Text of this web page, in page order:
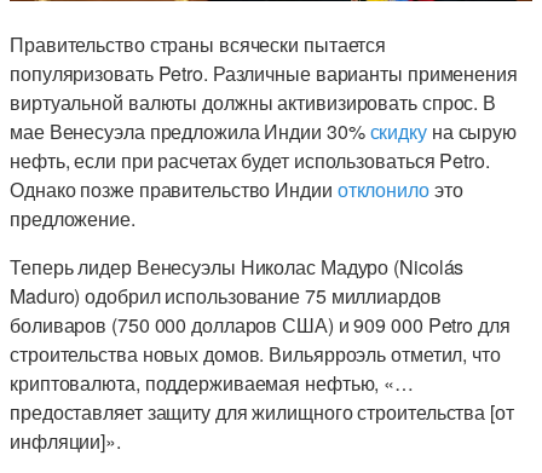
Правительство страны всячески пытается
популяризовать Petro. Различные варианты применения
виртуальной валюты должны активизировать спрос. В
мае Венесуэла предложила Индии 30%скидкуна сырую
нефть, если при расчетах будет использоваться Petro.
Однако позже правительство Индии отклонилоэто
предложение.
Теперь лидер Венесуэлы Николас Мадуро (Nicolás
Maduro) одобрил использование 75 миллиардов
боливаров (750 000 долларов США) и 909 000 Petro для
строительства новых домов. Вильярроэль отметил, что
криптовалюта, поддерживаемая нефтью, «…
предоставляет защиту для жилищного строительства [от
инфляции]».